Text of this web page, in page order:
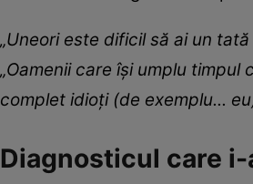
„Uneori este dificil să ai un
„Oamenii care își umplu
complet idioți (de exemplu...
Diagnosticul care